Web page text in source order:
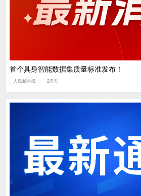
首个具身智能数据集质量标准发布！
人民邮电报 2天前